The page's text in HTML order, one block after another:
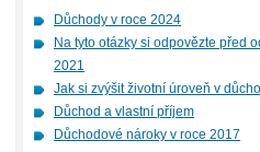
Důchody v roce 2024
Na tyto otázky si odpovězte před
2021
Jak si zvýšit životní úroveň v
Důchod a vlastní příjem
Důchodové nároky v roce 2017